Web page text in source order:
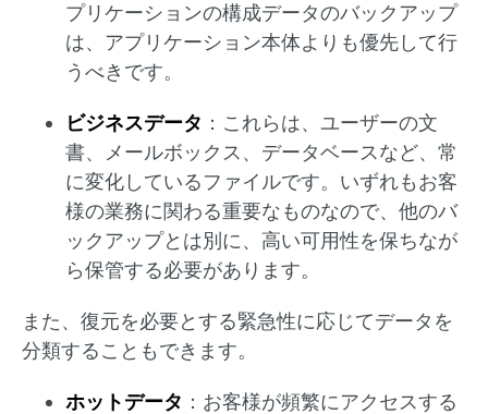
プリケーションの構成データのバックアップ
は、アプリケーション本体よりも優先して行
うべきです。
ビジネスデータ ：これらは、ユーザーの文
書、メールボックス、データベースなど、常
に変化しているファイルです。いずれもお客
様の業務に関わる重要なものなので、他のバ
ックアップとは別に、高い可用性を保ちなが
ら保管する必要があります。
また、復元を必要とする緊急性に応じてデータを
分類することもできます。
ホットデータ ：お客様が頻繁にアクセスする